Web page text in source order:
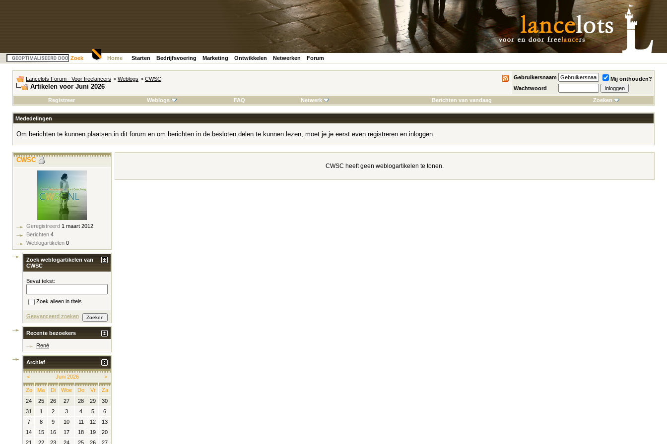
Zoek Home Starten Bedrijfsvoering Marketing Ontwikkelen Netwerken Forum
Lancelots Forum - Voor freelancers > Weblogs > CWSC
Artikelen voor Juni 2026
Gebruikersnaam
Mij onthouden?
Wachtwoord
Registreer
Weblogs FAQ Netwerk Berichten van vandaag Zoeken
Mededelingen
Om berichten te kunnen plaatsen in dit forum en om berichten in de besloten delen te kunnen lezen, moet je je eerst even registreren en inloggen.
CWSC heeft geen weblogartikelen te tonen.
CWSC
Geregistreerd 1 maart 2012
Berichten 4
Weblogartikelen 0
Zoek weblogartikelen van
CWSC
Bevat tekst:
Zoek alleen in titels
Geavanceerd zoeken
Recente bezoekers
René
Archief
< >
Juni 2026
Zo Ma Di Woe Do Vr
Za
24
25 26 27 28 29
30
31
1 2 3 4 5
6
7
8 9 10 11 12
13
14
15 16 17 18 19
20
21
22 23 24 25 26 27